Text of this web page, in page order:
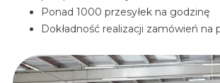
Ponad 1000 przesyłek na godzinę
Dokładność realizacji zamówień na